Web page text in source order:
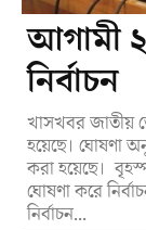
আগামী
নির্বাচন
খাসখবর জাতীয়
হয়েছে। ঘোষণা
করা হয়েছে। বৃহস্পতিবার (৬ আগস্ট) আনুষ্ঠানিকভাবে এই তফসিল
ঘোষণা করে নির্বাচন কমিশন
নির্বাচন...